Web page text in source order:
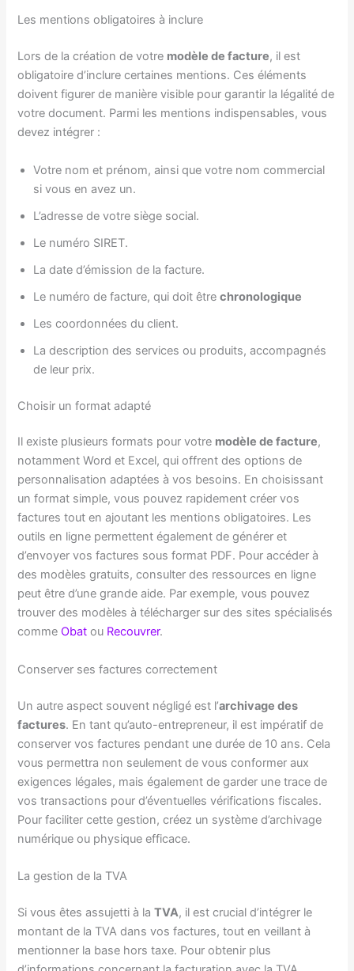
Les mentions obligatoires à inclure
Lors de la création de votre modèle de facture, il est
obligatoire d’inclure certaines mentions. Ces éléments
doivent figurer de manière visible pour garantir la légalité de
votre document. Parmi les mentions indispensables, vous
devez intégrer :
Votre nom et prénom, ainsi que votre nom commercial
si vous en avez un.
L’adresse de votre siège social.
Le numéro SIRET.
La date d’émission de la facture.
Le numéro de facture, qui doit êtrechronologique
Les coordonnées du client.
La description des services ou produits, accompagnés
de leur prix.
Choisir un format adapté
Il existe plusieurs formats pour votre modèle de facture,
notamment Word et Excel, qui offrent des options de
personnalisation adaptées à vos besoins. En choisissant
un format simple, vous pouvez rapidement créer vos
factures tout en ajoutant les mentions obligatoires. Les
outils en ligne permettent également de générer et
d’envoyer vos factures sous format PDF. Pour accéder à
des modèles gratuits, consulter des ressources en ligne
peut être d’une grande aide. Par exemple, vous pouvez
trouver des modèles à télécharger sur des sites spécialisés
commeObat ou Recouvrer.
Conserver ses factures correctement
Un autre aspect souvent négligé est l’archivage des
factures. En tant qu’auto-entrepreneur, il est impératif de
conserver vos factures pendant une durée de 10 ans. Cela
vous permettra non seulement de vous conformer aux
exigences légales, mais également de garder une trace de
vos transactions pour d’éventuelles vérifications fiscales.
Pour faciliter cette gestion, créez un système d’archivage
numérique ou physique efficace.
La gestion de la TVA
Si vous êtes assujetti à laTVA, il est crucial d’intégrer le
montant de la TVA dans vos factures, tout en veillant à
mentionner la base hors taxe. Pour obtenir plus